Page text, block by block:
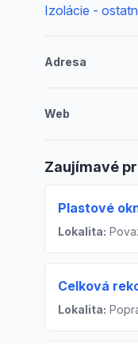
Izolácie -
Adresa
Web
Zaujímavé
Plastové
Lokalita:
Celková
Lokalita: